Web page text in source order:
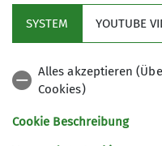
können: strahlend
Ortler, den Ötztaler-
nahen südlichen
Großvenediger und
SYSTEM YOUTUBE
Alles akzeptieren
Cookies)
Cookie Beschreibung